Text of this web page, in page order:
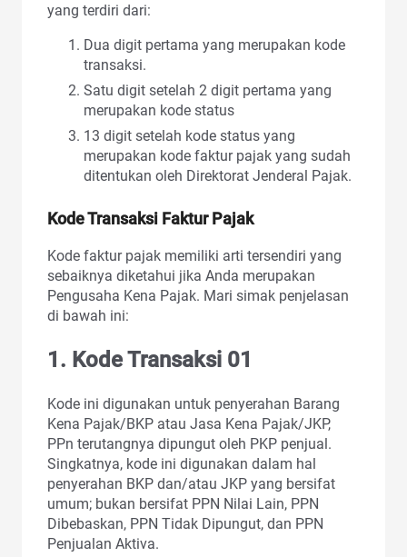
yang terdiri dari:
Dua digit pertama yang merupakan kode
transaksi.
Satu digit setelah 2 digit pertama yang
merupakan kode status
13 digit setelah kode status yang
merupakan kode faktur pajak yang sudah
ditentukan oleh Direktorat Jenderal Pajak.
Kode Transaksi Faktur Pajak
Kode faktur pajak memiliki arti tersendiri yang
sebaiknya diketahui jika Anda merupakan
Pengusaha Kena Pajak. Mari simak penjelasan
di bawah ini:
1. Kode Transaksi 01
Kode ini digunakan untuk penyerahan Barang
Kena Pajak/BKP atau Jasa Kena Pajak/JKP,
PPn terutangnya dipungut oleh PKP penjual.
Singkatnya, kode ini digunakan dalam hal
penyerahan BKP dan/atau JKP yang bersifat
umum; bukan bersifat PPN Nilai Lain, PPN
Dibebaskan, PPN Tidak Dipungut, dan PPN
Penjualan Aktiva.